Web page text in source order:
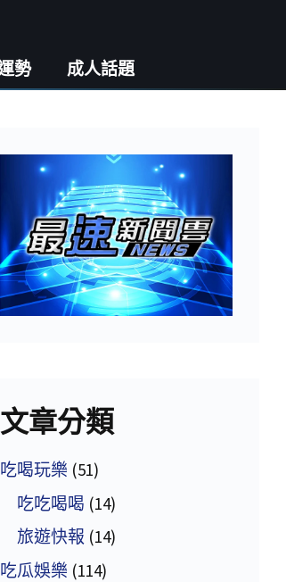
勢 成人話題
文章分類
吃喝玩樂 (51)
吃吃喝喝 (14)
旅遊快報 (14)
吃瓜娛樂 (114)